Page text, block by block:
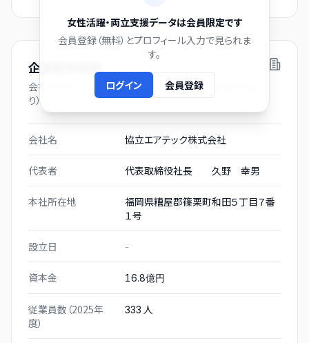
女性活躍・両立支援データは会員限定です
会員登録（無料）とプロフィール入力で見られま
す。
ログイン 会員登録
企業基本情報
会社プロフィール（有価証券報告書および gBizINFO よ
り）
会社名 協立エアテック株式会社
代表者 代表取締役社長 久野 幸男
本社所在地
福岡県糟屋郡篠栗町和田５丁目７番
１号
設立日 -
資本金 16.8億円
従業員数（2025年
度）
333 人